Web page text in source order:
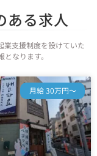
ある求人
業支援制度を設けていた
なります。
月給 30万円～